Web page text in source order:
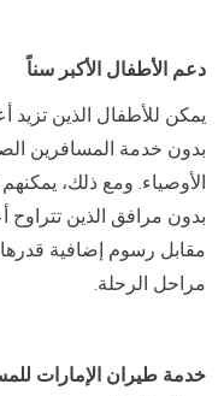
دعم الأطفال الأكبر سناً
بدون خدمة المسافرين
الأوصياء. ومع ذلك،
مراحل الرحلة.
خدمة طيران الإمارات